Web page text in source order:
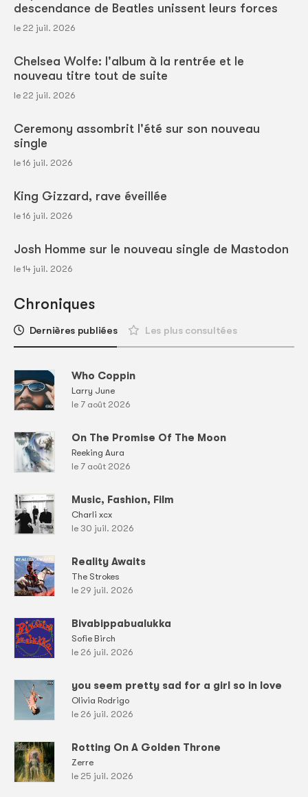
descendance de Beatles unissent leurs forces
le 22 juil. 2026
Chelsea Wolfe: l'album à la rentrée et le
nouveau titre tout de suite
le 22 juil. 2026
Ceremony assombrit l'été sur son nouveau
single
le 16 juil. 2026
King Gizzard, rave éveillée
le 16 juil. 2026
Josh Homme sur le nouveau single de Mastodon
le 14 juil. 2026
Chroniques
Dernières publiées Les plus consultées
Who Coppin
Larry June
le 7 août 2026
On The Promise Of The Moon
Reeking Aura
le 7 août 2026
Music, Fashion, Film
Charli xcx
le 30 juil. 2026
Reality Awaits
The Strokes
le 29 juil. 2026
Bivabippabualukka
Sofie Birch
le 26 juil. 2026
you seem pretty sad for a girl so in love
Olivia Rodrigo
le 26 juil. 2026
Rotting On A Golden Throne
Zerre
le 25 juil. 2026